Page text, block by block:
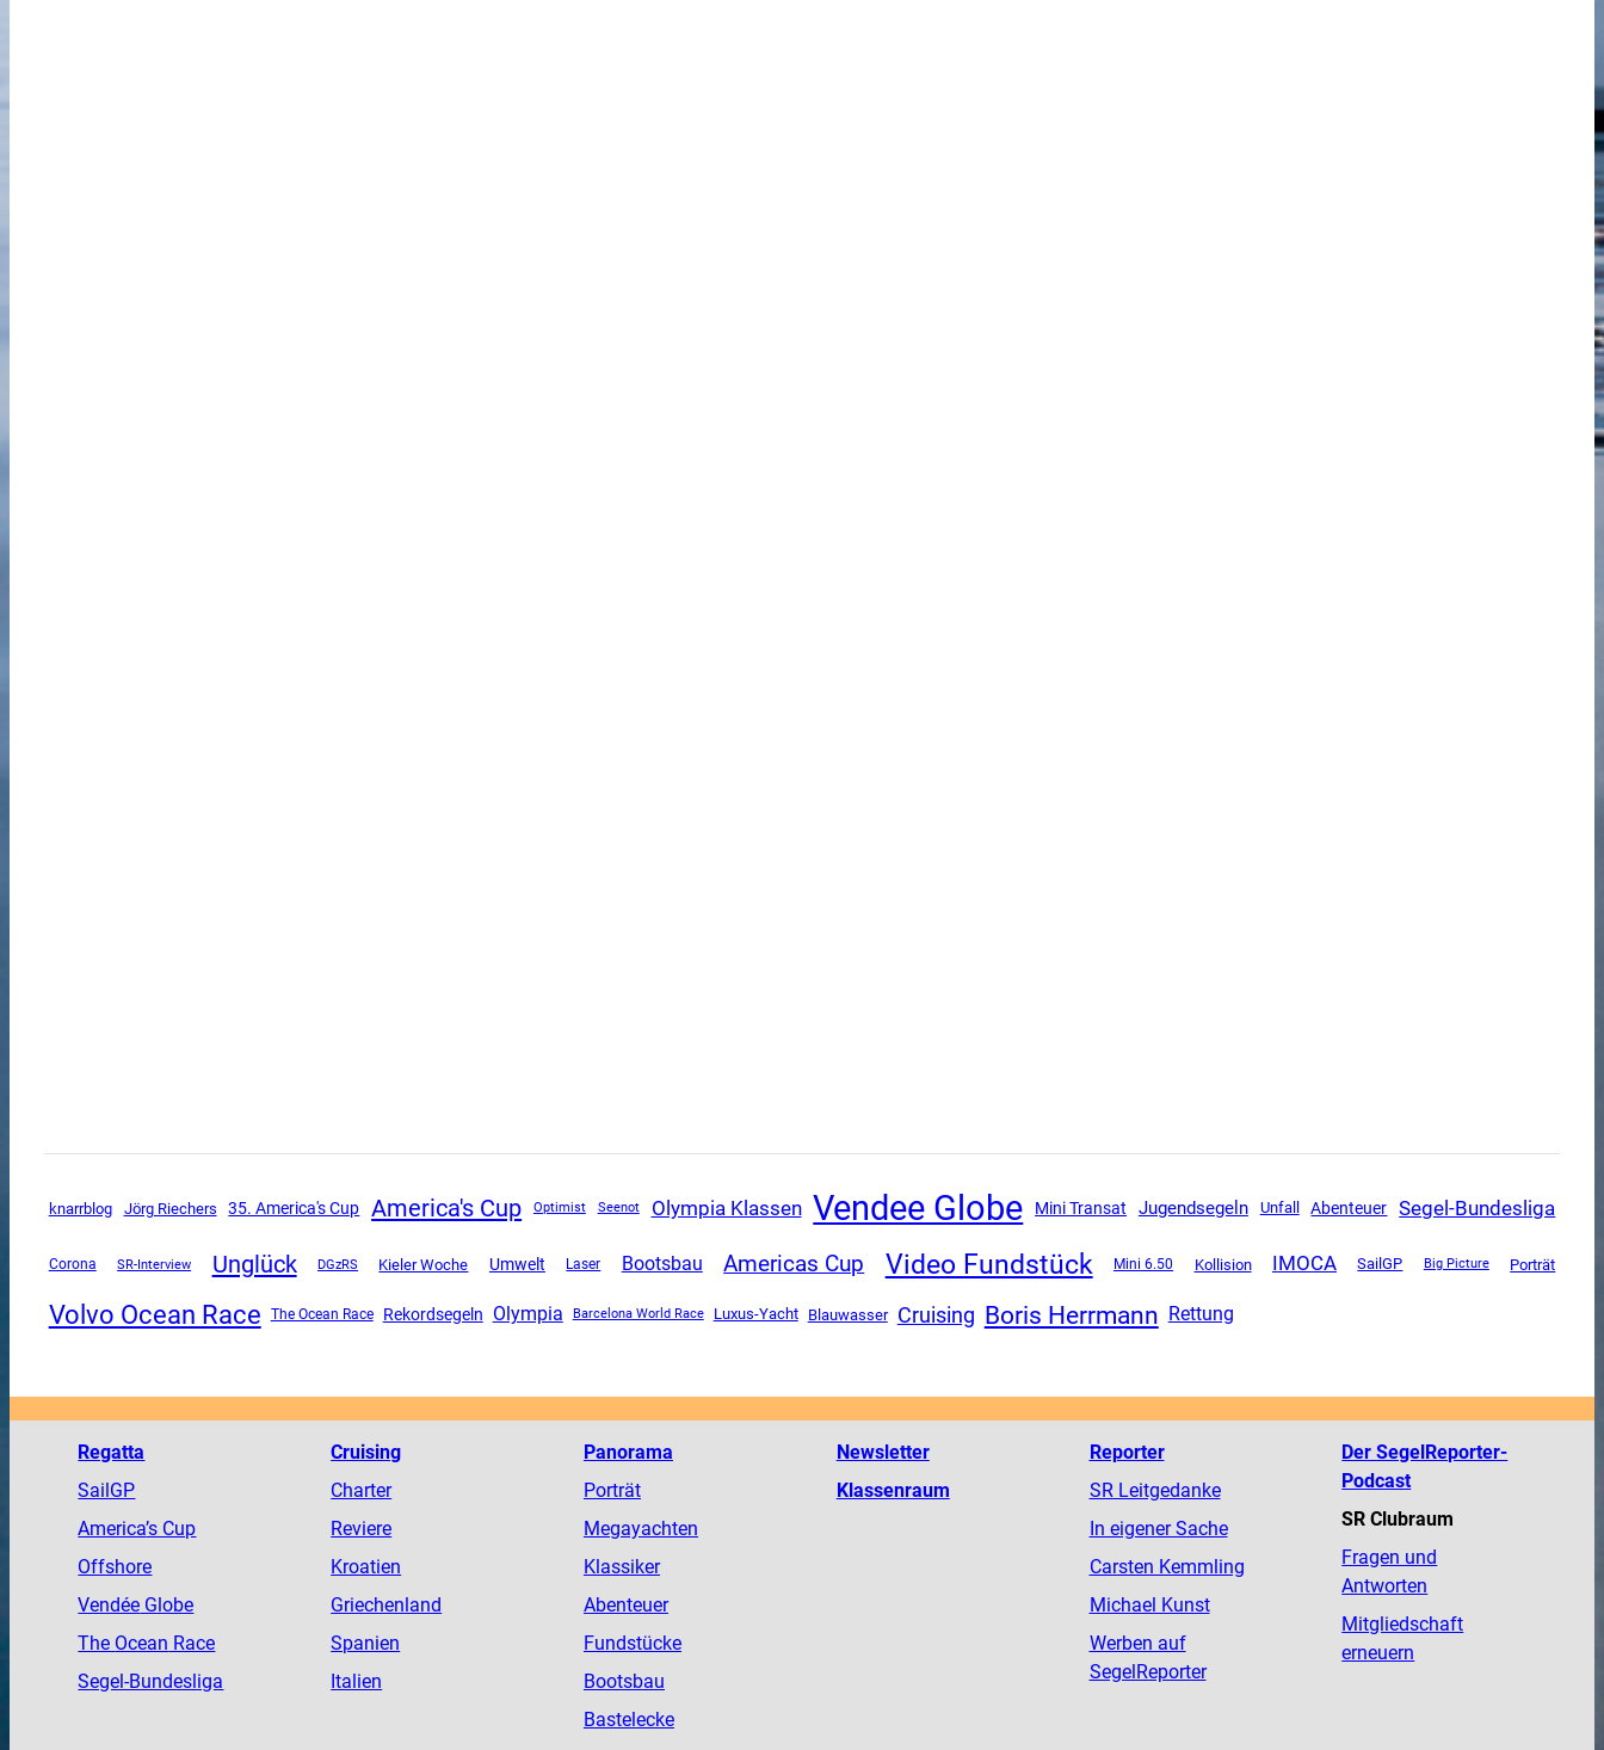
knarrblog Jörg Riechers 35. America's Cup America's Cup Optimist Seenot Olympia Klassen Vendee Globe Mini Transat Jugendsegeln Unfall Abenteuer Segel-Bundesliga
Corona SR-Interview Unglück DGzRS Kieler Woche Umwelt Laser Bootsbau Americas Cup Video Fundstück Mini 6.50 Kollision IMOCA SailGP Big Picture Porträt
Volvo Ocean Race The Ocean Race Rekordsegeln Olympia Barcelona World Race Luxus-Yacht Blauwasser Cruising Boris Herrmann Rettung
Regatta
SailGP
America’s Cup
Offshore
Vendée Globe
The Ocean Race
Segel-Bundesliga
Cruising
Charter
Reviere
Kroatien
Griechenland
Spanien
Italien
Panorama
Porträt
Megayachten
Klassiker
Abenteuer
Fundstücke
Bootsbau
Bastelecke
Newsletter
Klassenraum
Reporter
SR Leitgedanke
In eigener Sache
Carsten Kemmling
Michael Kunst
Werben auf
SegelReporter
Der SegelReporter-
Podcast
SR Clubraum
Fragen und
Antworten
Mitgliedschaft
erneuern